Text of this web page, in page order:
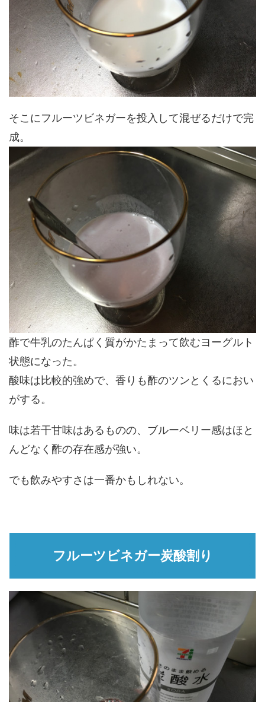
そこにフルーツビネガーを投入して混ぜるだけで完
成。
酢で牛乳のたんぱく質がかたまって飲むヨーグルト
状態になった。
酸味は比較的強めで、香りも酢のツンとくるにおい
がする。
味は若干甘味はあるものの、ブルーベリー感はほと
んどなく酢の存在感が強い。
でも飲みやすさは一番かもしれない。
フルーツビネガー炭酸割り